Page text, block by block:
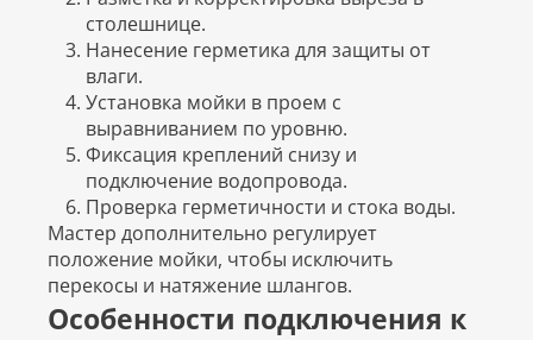
столешнице.
Нанесение герметика для защиты от
влаги.
Установка мойки в проем с
выравниванием по уровню.
Фиксация креплений снизу и
подключение водопровода.
Проверка герметичности и стока воды.
Мастер дополнительно регулирует
положение мойки, чтобы исключить
перекосы и натяжение шлангов.
Особенности подключения к